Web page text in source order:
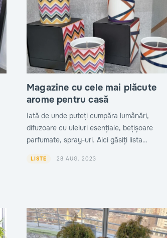
Magazine cu cele mai plăcute
arome pentru casă
Iată de unde puteți cumpăra lumânări,
difuzoare cu uleiuri esențiale, bețișoare
parfumate, spray-uri. Aici găsiți lista
LISTE 28 AUG. 2023